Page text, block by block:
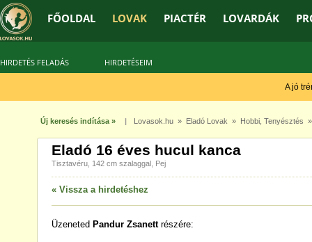
FŐOLDAL LOVAK PIACTÉR LOVARDÁK
HIRDETÉS FELADÁS HIRDETÉSEIM
A jó
Új keresés indítása » | Lovasok.hu» Eladó Lovak » Hobbi, Tenyésztés
Eladó 16 éves hucul kanca
Tisztavéru, 142 cm szalaggal, Pej
« Vissza a hirdetéshez
Üzeneted Pandur Zsanettrészére: